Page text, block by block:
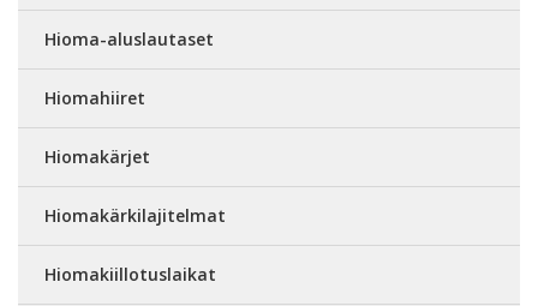
Hioma-aluslautaset
Hiomahiiret
Hiomakärjet
Hiomakärkilajitelmat
Hiomakiillotuslaikat